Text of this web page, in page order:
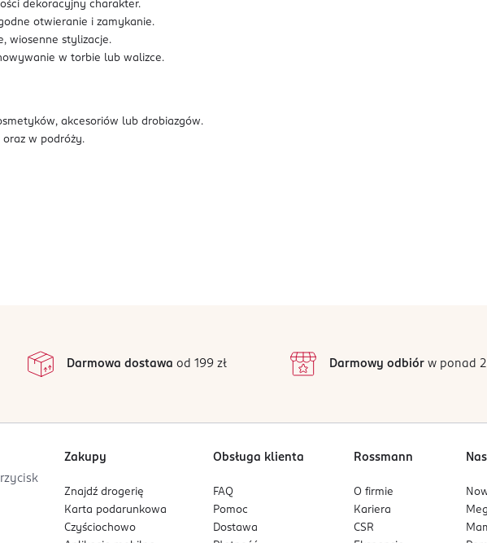
dekoracyjny charakter.
otwieranie i zamykanie.
wiosenne stylizacje.
w torbie lub walizce.
akcesoriów lub drobiazgów.
w podróży.
Darmowa dostawa od 199 zł Darmowy odbiórw ponad
Zakupy
Znajdź drogerię
Karta podarunkowa
Czyściochowo
Obsługa klienta
FAQ
Pomoc
Dostawa
Rossmann
O firmie
Kariera
CSR